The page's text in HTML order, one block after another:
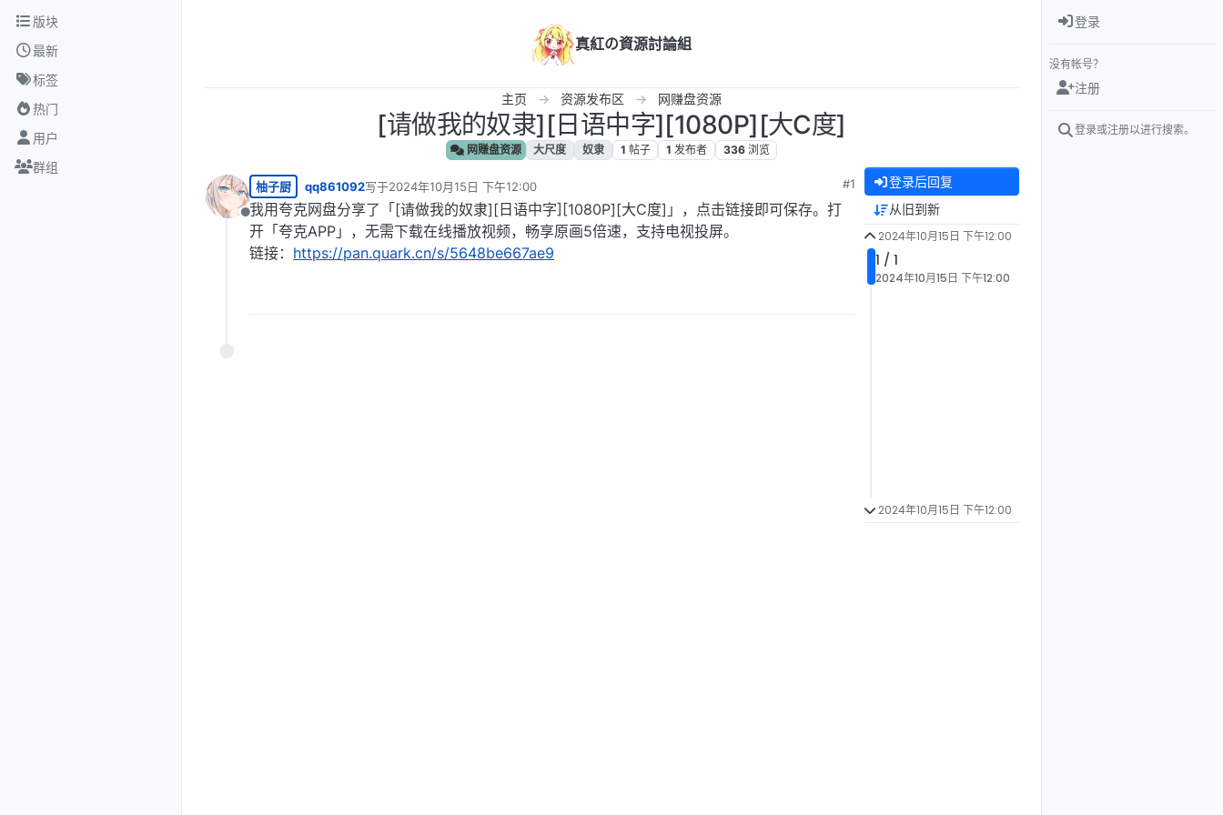
跳转至内容
版块
最新
标签
热门
用户
群组
真紅の資源討論組
主页 资源发布区 网赚盘资源
[请做我的奴隶][日语中字][1080P][大C度]
网赚盘资源 大尺度 奴隶 1 帖子 1 发布者 336 浏览
离线
柚子厨 qq861092写于2024年10月15日 下午12:00
最后由 编辑
#1
我用夸克网盘分享了「[请做我的奴隶][日语中字][1080P][大C度]」，点击链接即可保存。打
开「夸克APP」，无需下载在线播放视频，畅享原画5倍速，支持电视投屏。
链接： https://pan.quark.cn/s/5648be667ae9
登录后回复
从旧到新
2024年10月15日 下午12:00
1 / 1
2024年10月15日 下午12:00
2024年10月15日 下午12:00
登录
没有帐号？
注册
登录或注册以进行搜索。